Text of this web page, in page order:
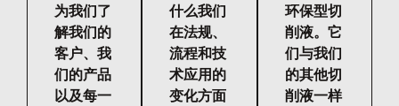
为我们了
解我们的
客户、我
们的产品
以及每一
什么我们
在法规、
流程和技
术应用的
变化方面
环保型切
削液。它
们与我们
的其他切
削液一样